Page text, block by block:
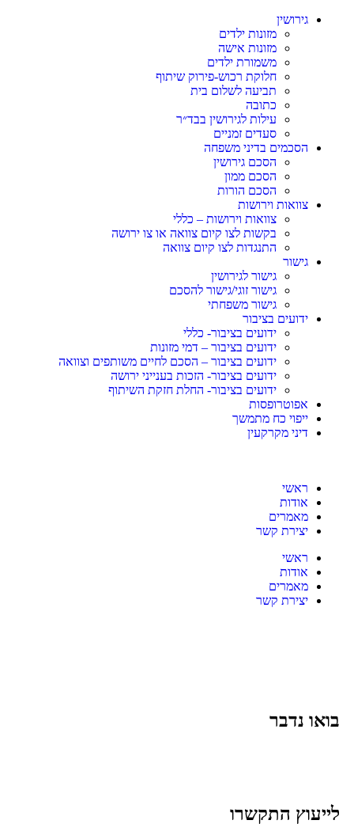
גירושין
מזונות ילדים
מזונות אישה
משמורת ילדים
חלוקת רכוש-פירוק שיתוף
תביעה לשלום בית
כתובה
עילות לגירושין בבד״ר
סעדים זמניים
הסכמים בדיני משפחה
הסכם גירושין
הסכם ממון
הסכם הורות
צוואות וירושות
צוואות וירושות – כללי
בקשות לצו קיום צוואה או צו ירושה
התנגדות לצו קיום צוואה
גישור
גישור לגירושין
גישור זוגי/גישור להסכם
גישור משפחתי
ידועים בציבור
ידועים בציבור- כללי
ידועים בציבור – דמי מזונות
ידועים בציבור – הסכם לחיים משותפים וצוואה
ידועים בציבור- הזכות בענייני ירושה
ידועים בציבור- החלת חזקת השיתוף
אפוטרופסות
ייפוי כח מתמשך
דיני מקרקעין
ראשי
אודות
מאמרים
יצירת קשר
ראשי
אודות
מאמרים
יצירת קשר
בואו נדבר
לייעוץ התקשרו